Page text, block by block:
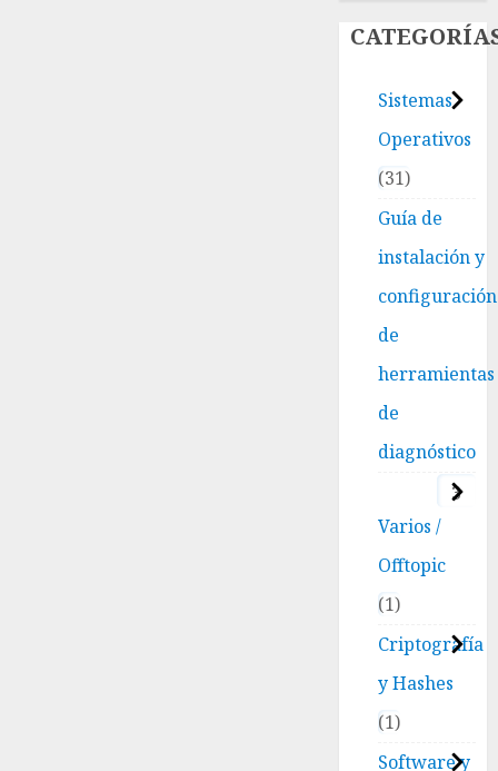
Sistemas
Operativos
31
Guía de
instalación y
configuración
de
herramientas
de
diagnóstico
3
Varios /
Offtopic
1
Criptografía
y Hashes
1
Software y